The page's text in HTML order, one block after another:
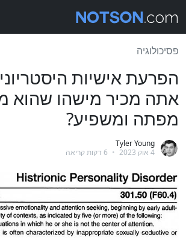
פסיכולוגיה
הפרעת אישיות
אתה מכיר מישהו שהוא
מפתה ומשפיע?
Tyler Young
4 אוק 2023
•